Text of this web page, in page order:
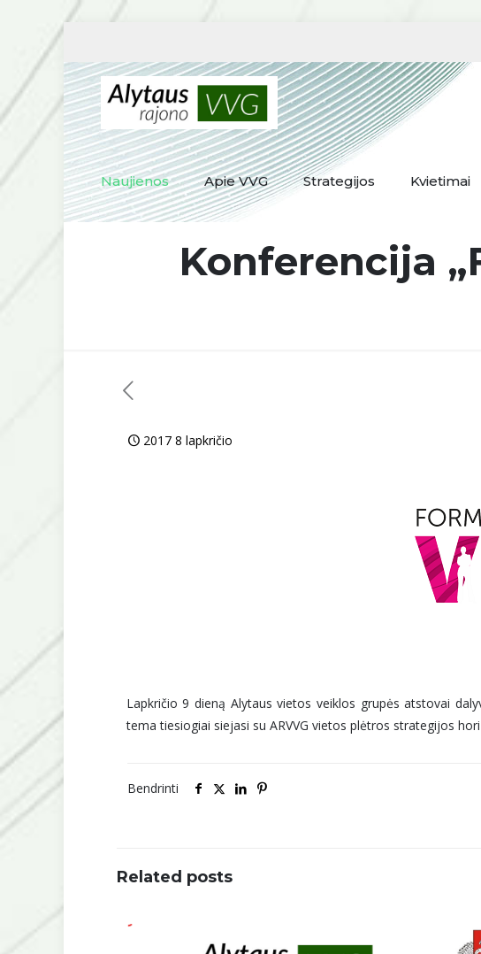
Naujienos Apie VVG Strategijos Kvietimai
Konferencija
2017 8 lapkričio
Lapkričio 9 dieną Alytaus vietos veiklos grupės atstovai
tema tiesiogiai siejasi su ARVVG vietos plėtros strategijos
Bendrinti
Related posts